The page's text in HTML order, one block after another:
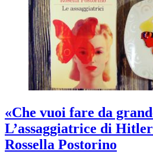
«Che vuoi fare da
L’assaggiatrice di
Rossella Postorino